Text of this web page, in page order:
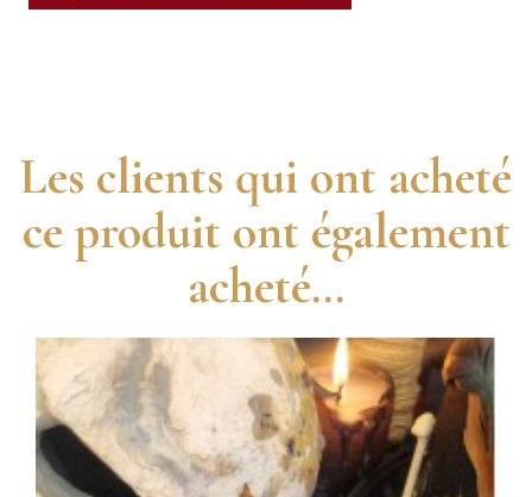
Les clients qui ont acheté
ce produit ont également
acheté...